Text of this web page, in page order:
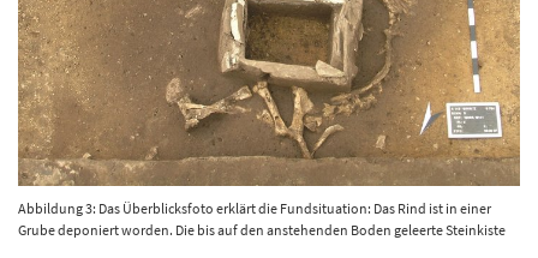
Abbildung 3: Das Überblicksfoto erklärt die Fundsituation: Das Rind ist in einer
Grube deponiert worden. Die bis auf den anstehenden Boden geleerte Steinkiste